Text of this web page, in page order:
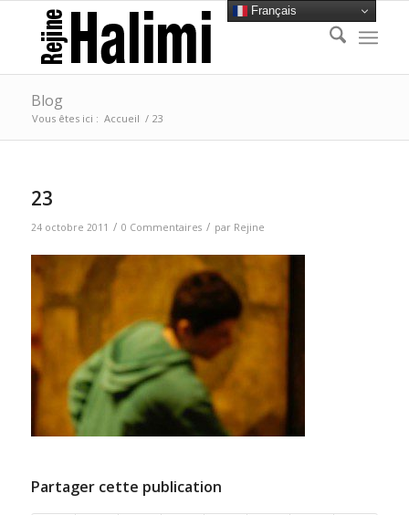
Blog
Vous êtes ici : Accueil / 23
23
24 octobre 2011 / 0 Commentaires / par Rejine
Partager cette publication
Français